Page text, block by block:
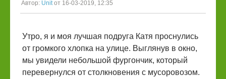
Автор: Unit от 16-03-2019, 12:35
Утро, я и моя лучшая подруга Катя проснулись
от громкого хлопка на улице. Выглянув в окно,
мы увидели небольшой фургончик, который
перевернулся от столкновения с мусоровозом.